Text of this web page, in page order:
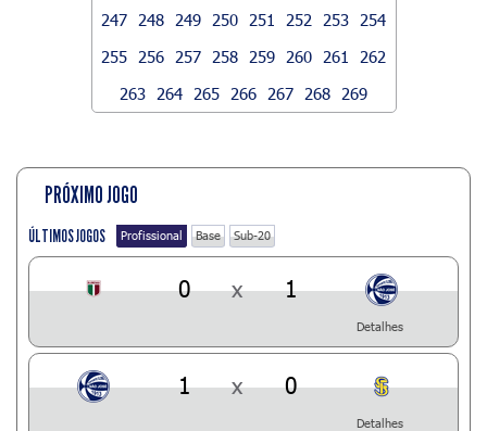
247
248 249 250 251 252 253
254
255
256 257 258 259 260 261
262
263
264 265 266 267 268 269
PRÓXIMO JOGO
ÚLTIMOS JOGOS Profissional Base Sub-20
0 x 1
Detalhes
1 x 0
Detalhes